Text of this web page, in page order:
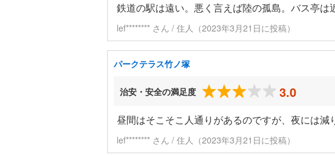
鉄道の駅は遠い。悪く言えば陸の孤島。バス亭は
lef******** さん / 住人（2023年3月21日に投稿）
パークテラス竹ノ塚
治安・安全の満足度 3.0
昼間はそこそこ人通りがあるのですが、夜には減
lef******** さん / 住人（2023年3月21日に投稿）